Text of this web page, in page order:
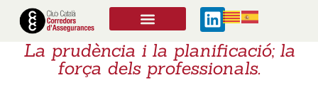
La prudència i la planificació; la
força dels professionals.